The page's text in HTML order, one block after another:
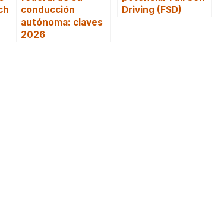
conducción
autónoma: claves
2026
Driving (FSD)